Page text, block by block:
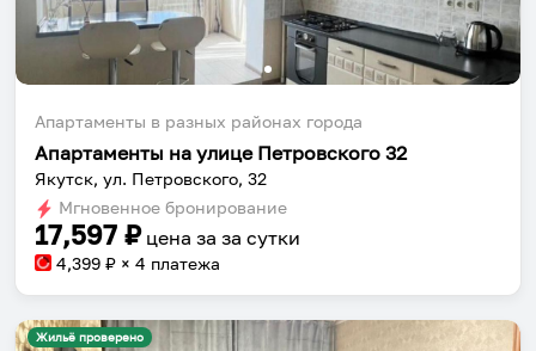
Апартаменты в разных районах города
Апартаменты на улице Петровского 32
Якутск, ул. Петровского, 32
Мгновенное бронирование
17,597 ₽ цена за за сутки
4,399 ₽ × 4 платежа
Жильё проверено